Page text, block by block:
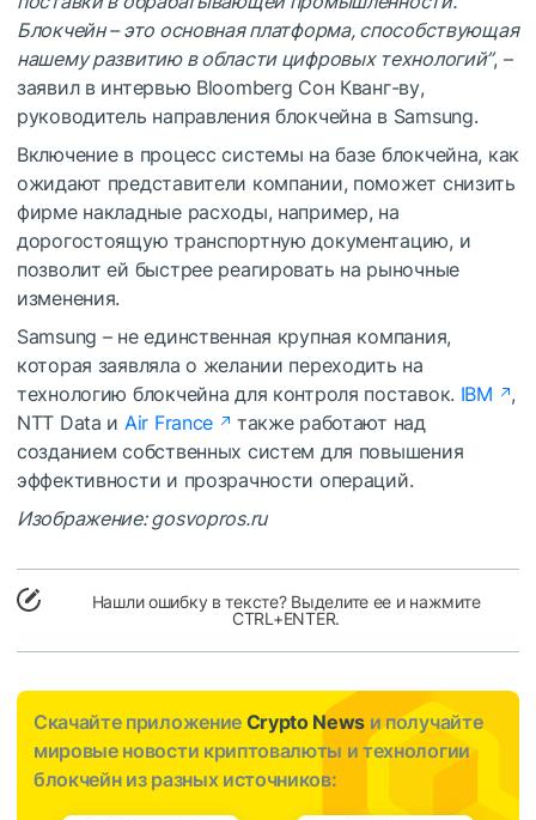
Блокчейн – это основная платформа, способствующая
нашему развитию в области цифровых технологий”, –
заявил в интервью Bloomberg Сон Кванг-ву,
руководитель направления блокчейна в Samsung.
Включение в процесс системы на базе блокчейна, как
ожидают представители компании, поможет снизить
фирме накладные расходы, например, на
дорогостоящую транспортную документацию, и
позволит ей быстрее реагировать на рыночные
изменения.
Samsung – не единственная крупная компания,
которая заявляла о желании переходить на
технологию блокчейна для контроля поставок. IBM
,
NTT Data и Air France
также работают над
созданием собственных систем для повышения
эффективности и прозрачности операций.
Изображение: gosvopros.ru
Нашли ошибку в тексте? Выделите ее и нажмите
CTRL+ENTER.
Скачайте приложение Crypto News и получайте
мировые новости криптовалюты и технологии
блокчейн из разных источников: